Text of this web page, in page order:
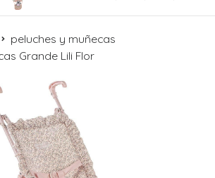
peluches y muñecas
Grande Lili Flor